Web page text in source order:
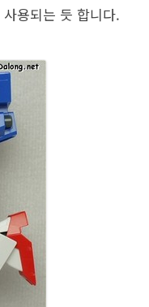
용되는 듯 합니다.